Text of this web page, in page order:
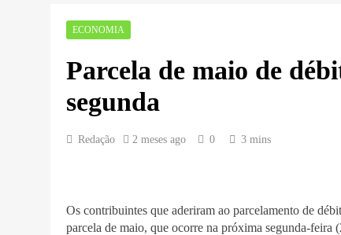
ECONOMIA
Parcela de maio de
segunda
Redação 2 meses ago 0 3 mins
Os contribuintes que aderiram ao parcelamento de
parcela de maio, que ocorre na próxima segunda-